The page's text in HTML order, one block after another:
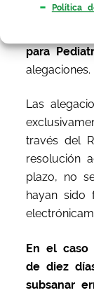
Política
(hasta 26
para
alegaciones.
Las
través del
resolución
plazo, no
hayan sido
En el caso
de diez
subsanar